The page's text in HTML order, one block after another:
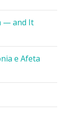
— and It
e Afeta